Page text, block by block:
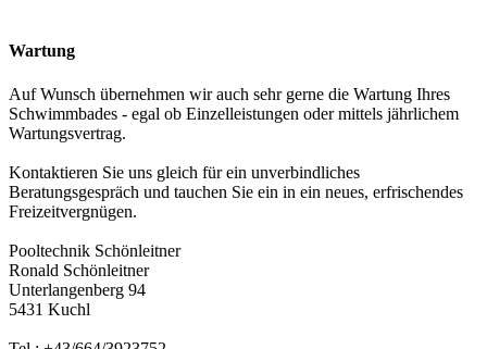
Wartung
Auf Wunsch übernehmen wir auch sehr gerne die Wartung Ihres
Schwimmbades - egal ob Einzelleistungen oder mittels jährlichem
Wartungsvertrag.
Kontaktieren Sie uns gleich für ein unverbindliches
Beratungsgespräch und tauchen Sie ein in ein neues, erfrischendes
Freizeitvergnügen.
Pooltechnik Schönleitner
Ronald Schönleitner
Unterlangenberg 94
5431 Kuchl